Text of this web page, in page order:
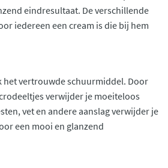
eindresultaat. De verschillende
iedereen een cream is die bij hem
het vertrouwde schuurmiddel. Door
verwijder je moeiteloos
vet en andere aanslag verwijder je
een mooi en glanzend